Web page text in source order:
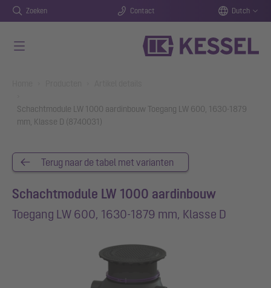
Zoeken Contact Dutch
Schachtmodule LW 1000 aardinbouw Toegang LW 600, 1630-1879
mm, Klasse D (8740031)
Terug naar de tabel met varianten
Schachtmodule LW 1000 aardinbouw
Toegang LW 600, 1630-1879 mm, Klasse D